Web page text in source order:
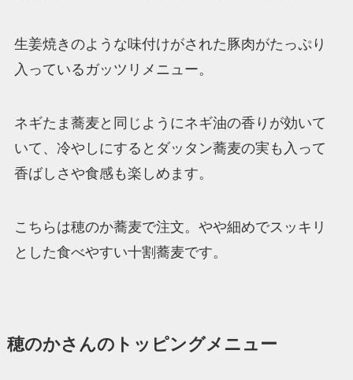
生姜焼きのような味付けがされた豚肉がたっぷり
入っているガッツリメニュー。
ネギたま蕎麦と同じようにネギ油の香りが効いて
いて、冷やしにするとダッタン蕎麦の実も入って
香ばしさや食感も楽しめます。
こちらは穂のか蕎麦で注文。やや細めでスッキリ
とした食べやすい十割蕎麦です。
穂のかさんのトッピングメニュー